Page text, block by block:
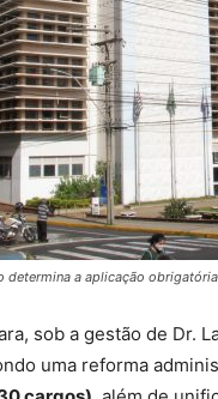
determina a aplicação
sob a gestão de Dr.
uma reforma